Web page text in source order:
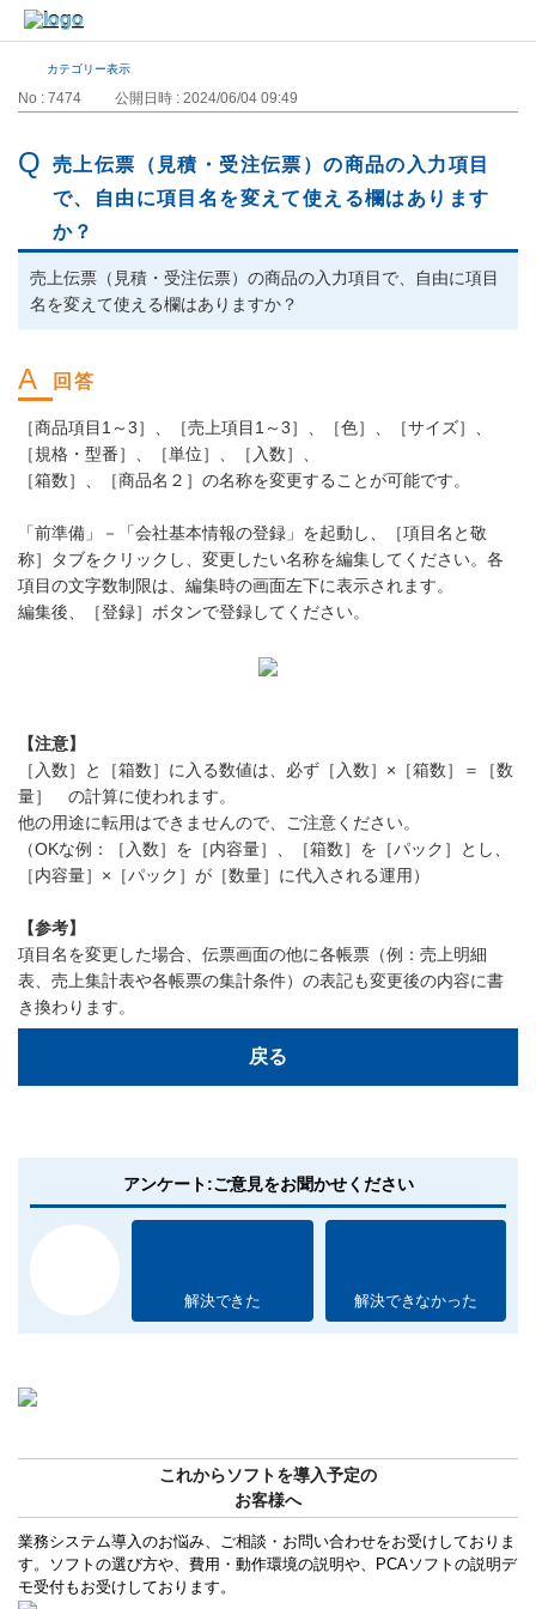
カテゴリー表示
No : 7474 公開日時 : 2024/06/04 09:49
売上伝票（見積・受注伝票）の商品の入力項目
で、自由に項目名を変えて使える欄はあります
か？
売上伝票（見積・受注伝票）の商品の入力項目で、自由に項目
名を変えて使える欄はありますか？
［商品項目1～3］、［売上項目1～3］、［色］、［サイズ］、
［規格・型番］、［単位］、［入数］、
［箱数］、［商品名２］の名称を変更することが可能です。
「前準備」－「会社基本情報の登録」を起動し、［項目名と敬
称］タブをクリックし、変更したい名称を編集してください。各
項目の文字数制限は、編集時の画面左下に表示されます。
編集後、［登録］ボタンで登録してください。
【注意】
［入数］と［箱数］に入る数値は、必ず［入数］×［箱数］＝［数
量］ の計算に使われます。
他の用途に転用はできませんので、ご注意ください。
（OKな例：［入数］を［内容量］、［箱数］を［パック］とし、
［内容量］×［パック］が［数量］に代入される運用）
【参考】
項目名を変更した場合、伝票画面の他に各帳票（例：売上明細
表、売上集計表や各帳票の集計条件）の表記も変更後の内容に書
き換わります。
戻る
アンケート:ご意見をお聞かせください
解決できた 解決できなかった
これからソフトを導入予定の
お客様へ
業務システム導入のお悩み、ご相談・お問い合わせをお受けしておりま
す。ソフトの選び方や、費用・動作環境の説明や、PCAソフトの説明デ
モ受付もお受けしております。